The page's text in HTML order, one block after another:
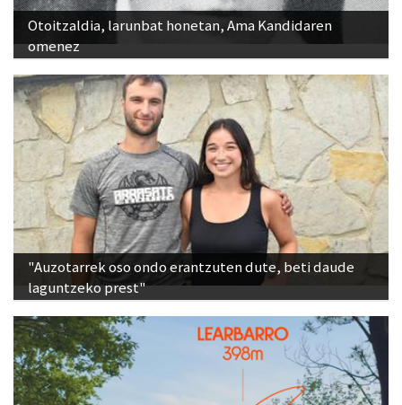
Otoitzaldia, larunbat honetan, Ama Kandidaren
omenez
"Auzotarrek oso ondo erantzuten dute, beti daude
laguntzeko prest"